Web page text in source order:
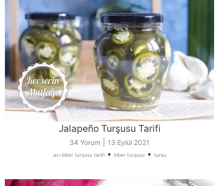
Jalapeño Turşusu Tarifi
34 Yorum 13 Eylül 2021
acı biber turşusu tarifi• biber turşusu • turşu